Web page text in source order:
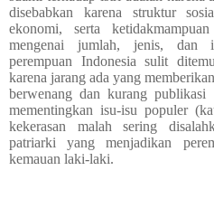
disebabkan karena struktur
ekonomi, serta
mengenai jumlah, jenis, dan
perempuan Indonesia sulit
karena jarang ada yang
berwenang dan kurang
mementingkan isu-isu populer
kekerasan malah sering
patriarki yang menjadikan
kemauan laki-laki.